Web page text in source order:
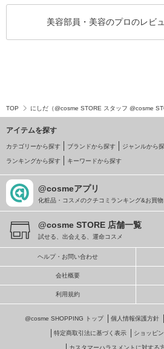
美容部員・美容のプロのレビ
TOP にしだ（@cosme STORE スタッフ @cosme
アイテムを探す
カテゴリーから探す ブランドから探す ジャンルから
ランキングから探す キーワードから探す
@cosmeアプリ
化粧品・コスメのクチコミランキング&お買物
@cosme STORE 店舗一覧
試せる、出会える、運命コスメ
ヘルプ・お問い合わせ
会社概要
利用規約
@cosme SHOPPING トップ 個人情報保護方針
特定商取引法に基づく表示 ショッピ